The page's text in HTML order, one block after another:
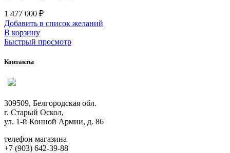
1 477 000 ₽
Добавить в список желаний
В корзину
Быстрый просмотр
Контакты
309509, Белгородская обл.
г. Старый Оскол,
ул. 1-й Конной Армии, д. 86
телефон магазина
+7 (903) 642-39-88